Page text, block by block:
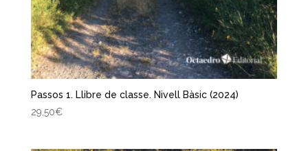
Passos 1. Llibre de classe. Nivell Bàsic (2024)
29,50€